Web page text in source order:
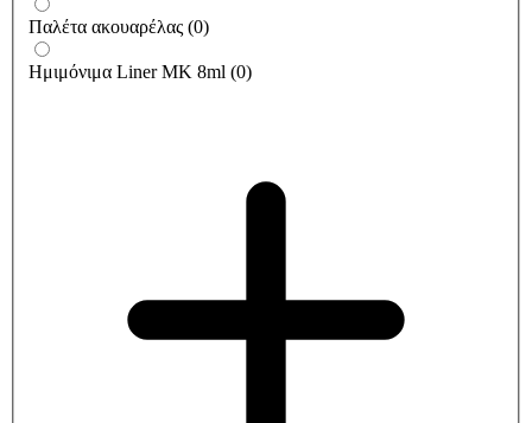
Παλέτα ακουαρέλας (0)
Ημιμόνιμα Liner ΜΚ 8ml (0)